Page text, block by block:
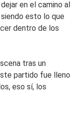
en el camino al
esto lo que
dentro de los
tras un
partido fue lleno
eso sí, los